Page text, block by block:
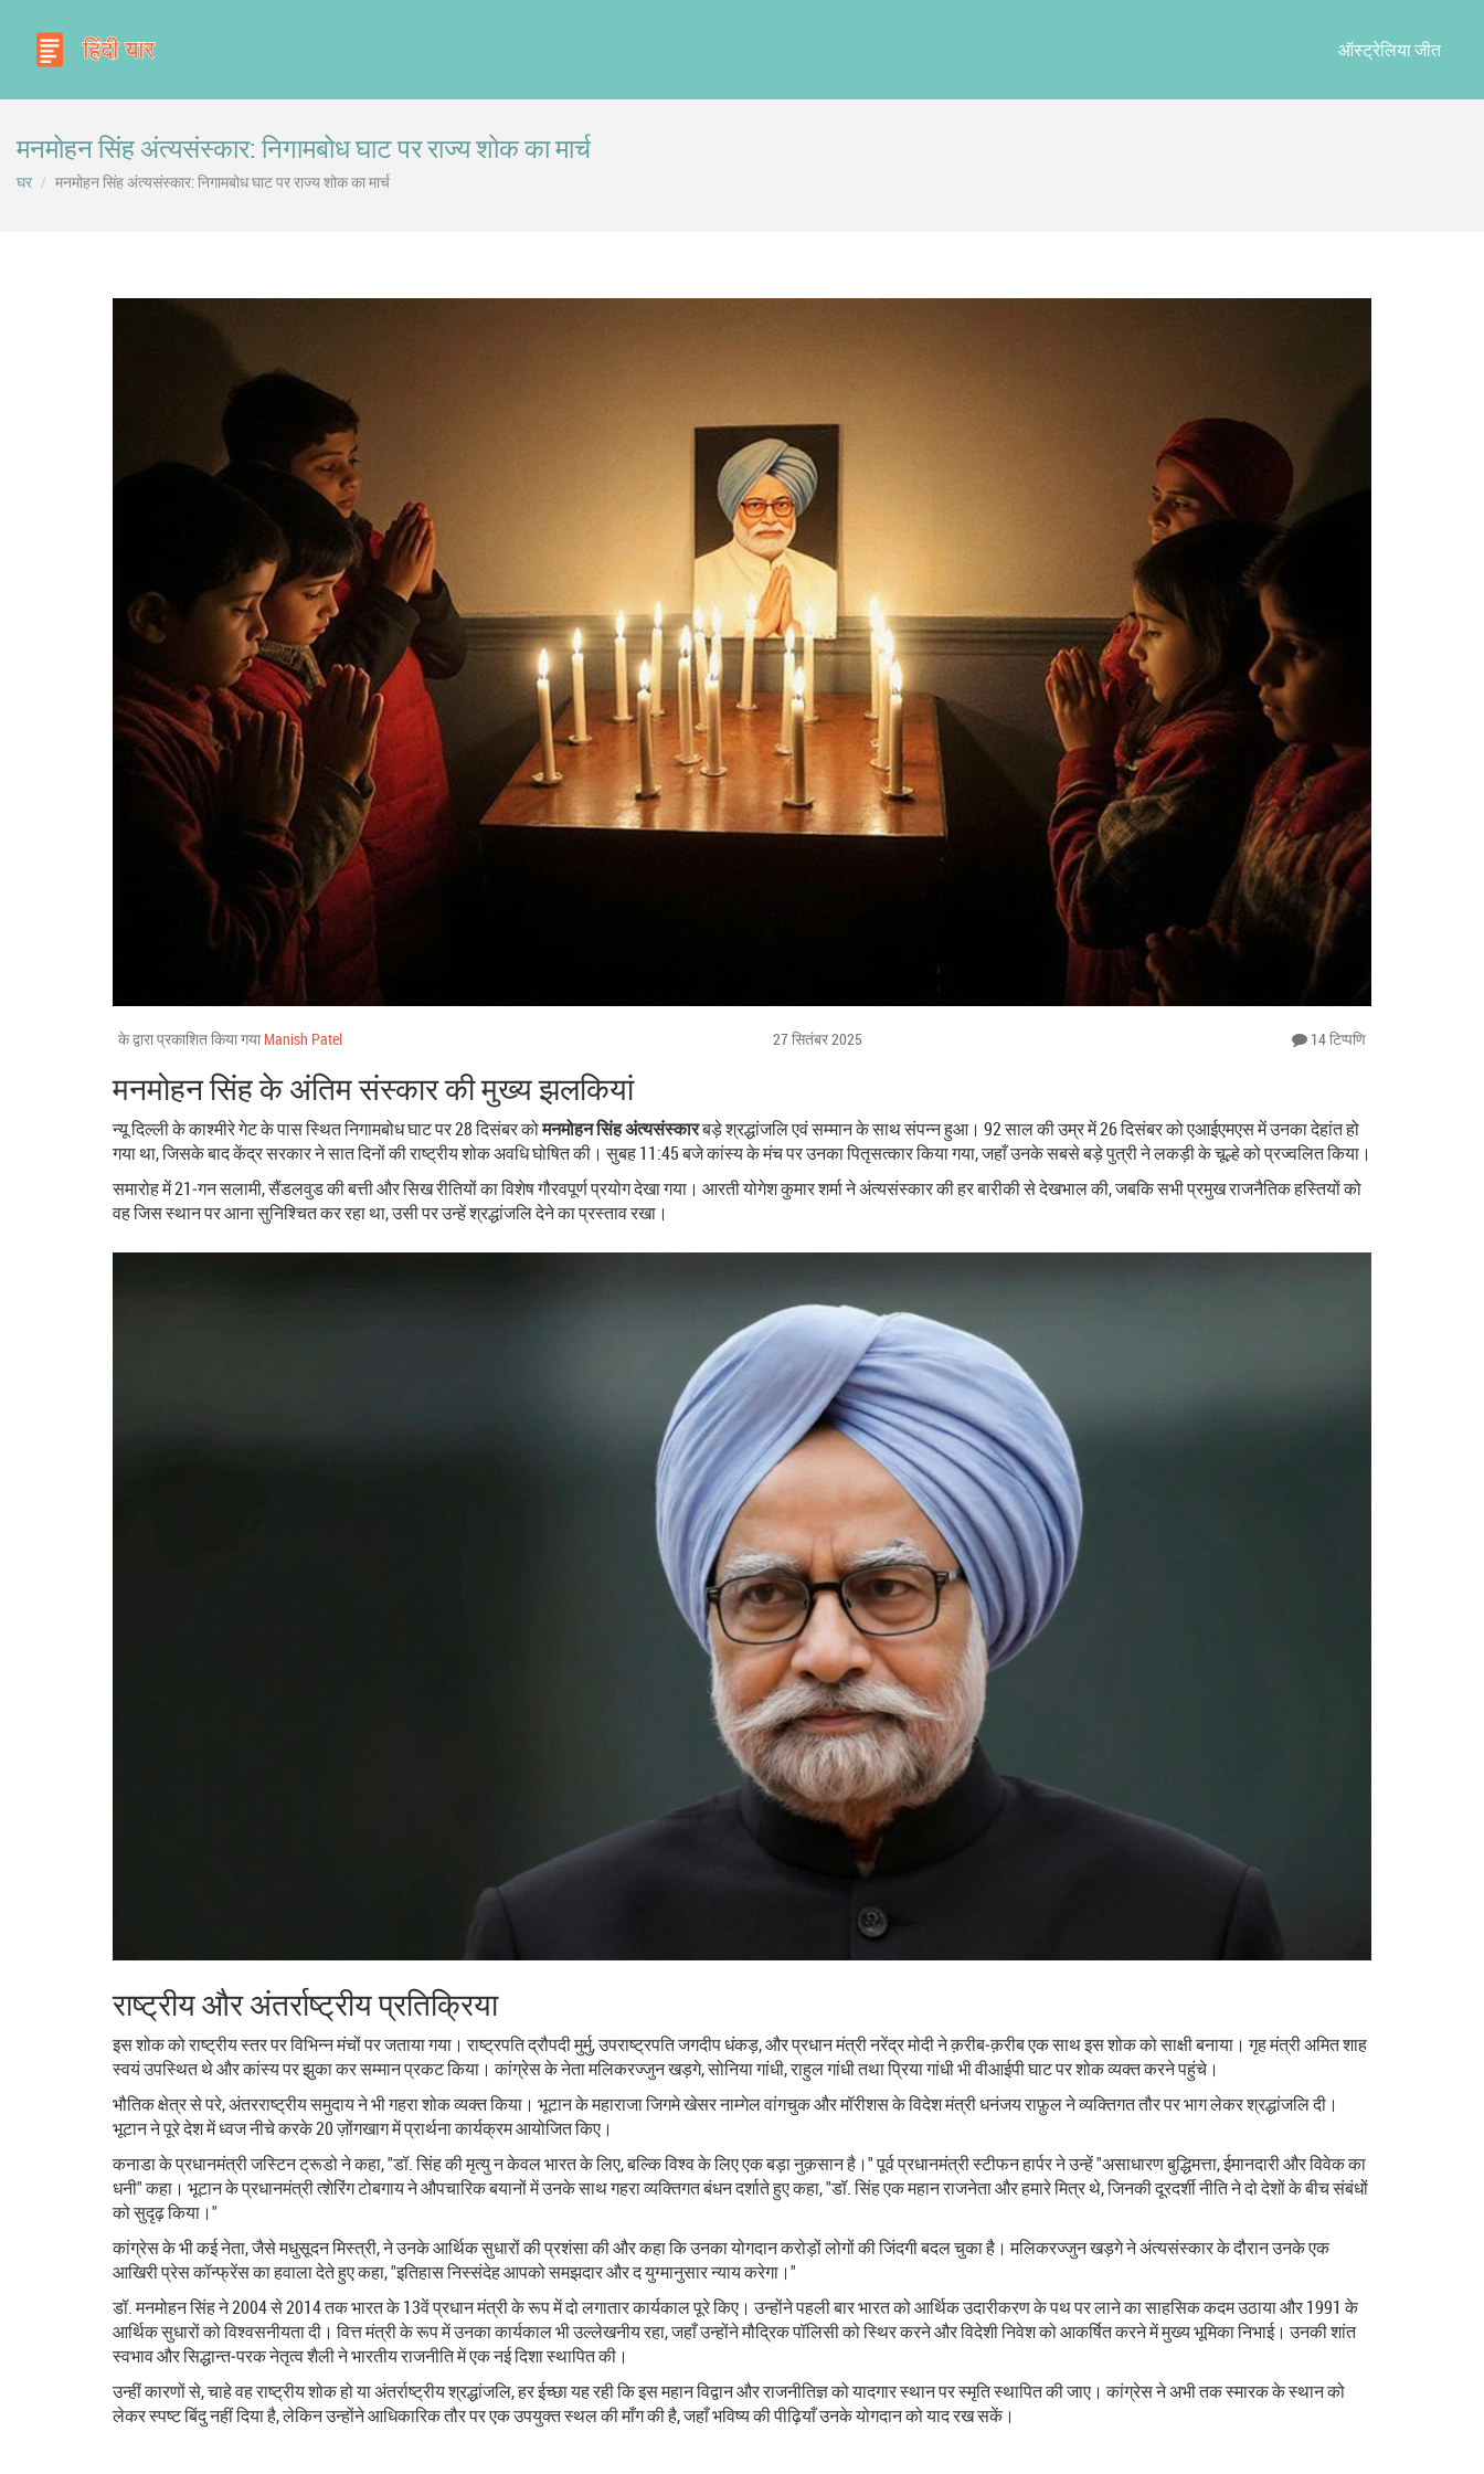
ऑस्ट्रेलिया जीत
मनमोहन सिंह अंत्यसंस्कार: निगामबोध घाट पर राज्य शोक का मार्च
घर मनमोहन सिंह अंत्यसंस्कार: निगामबोध घाट पर राज्य शोक का मार्च
के द्वारा प्रकाशित किया गया Manish Patel 27 सितंबर 2025 14 टिप्पणि
मनमोहन सिंह के अंतिम संस्कार की मुख्य झलकियां
न्यू दिल्ली के काश्मीरे गेट के पास स्थित निगामबोध घाट पर 28 दिसंबर कोमनमोहन सिंह अंत्यसंस्कारबड़े श्रद्धांजलि एवं सम्मान के साथ संपन्न हुआ। 92 साल की उम्र में 26 दिसंबर को एआईएमएस में उनका देहांत हो
गया था, जिसके बाद केंद्र सरकार ने सात दिनों की राष्ट्रीय शोक अवधि घोषित की। सुबह 11:45 बजे कांस्य के मंच पर उनका पितृसत्कार किया गया, जहाँ उनके सबसे बड़े पुत्री ने लकड़ी के चूल्हे को प्रज्वलित किया।
समारोह में 21‑गन सलामी, सैंडलवुड की बत्ती और सिख रीतियों का विशेष गौरवपूर्ण प्रयोग देखा गया। आरती योगेश कुमार शर्मा ने अंत्यसंस्कार की हर बारीकी से देखभाल की, जबकि सभी प्रमुख राजनैतिक हस्तियों को
वह जिस स्थान पर आना सुनिश्चित कर रहा था, उसी पर उन्हें श्रद्धांजलि देने का प्रस्ताव रखा।
राष्ट्रीय और अंतर्राष्ट्रीय प्रतिक्रिया
इस शोक को राष्ट्रीय स्तर पर विभिन्न मंचों पर जताया गया। राष्ट्रपति द्रौपदी मुर्मु, उपराष्ट्रपति जगदीप धंकड़, और प्रधान मंत्री नरेंद्र मोदी ने क़रीब‑क़रीब एक साथ इस शोक को साक्षी बनाया। गृह मंत्री अमित शाह
स्वयं उपस्थित थे और कांस्य पर झुका कर सम्मान प्रकट किया। कांग्रेस के नेता मलिकरज्जुन खड़गे, सोनिया गांधी, राहुल गांधी तथा प्रिया गांधी भी वीआईपी घाट पर शोक व्यक्त करने पहुंचे।
भौतिक क्षेत्र से परे, अंतरराष्ट्रीय समुदाय ने भी गहरा शोक व्यक्त किया। भूटान के महाराजा जिगमे खेसर नाम्गेल वांगचुक और मॉरीशस के विदेश मंत्री धनंजय राफ़ुल ने व्यक्तिगत तौर पर भाग लेकर श्रद्धांजलि दी।
भूटान ने पूरे देश में ध्वज नीचे करके 20 ज़ोंगखाग में प्रार्थना कार्यक्रम आयोजित किए।
कनाडा के प्रधानमंत्री जस्टिन ट्रूडो ने कहा, "डॉ. सिंह की मृत्यु न केवल भारत के लिए, बल्कि विश्व के लिए एक बड़ा नुक़सान है।" पूर्व प्रधानमंत्री स्टीफन हार्पर ने उन्हें "असाधारण बुद्धिमत्ता, ईमानदारी और विवेक का
धनी" कहा। भूटान के प्रधानमंत्री त्शेरिंग टोबगाय ने औपचारिक बयानों में उनके साथ गहरा व्यक्तिगत बंधन दर्शाते हुए कहा, "डॉ. सिंह एक महान राजनेता और हमारे मित्र थे, जिनकी दूरदर्शी नीति ने दो देशों के बीच संबंधों
को सुदृढ़ किया।"
कांग्रेस के भी कई नेता, जैसे मधुसूदन मिस्त्री, ने उनके आर्थिक सुधारों की प्रशंसा की और कहा कि उनका योगदान करोड़ों लोगों की जिंदगी बदल चुका है। मलिकरज्जुन खड़गे ने अंत्यसंस्कार के दौरान उनके एक
आखिरी प्रेस कॉन्फ्रेंस का हवाला देते हुए कहा, "इतिहास निस्संदेह आपको समझदार और द युग्मानुसार न्याय करेगा।"
डॉ. मनमोहन सिंह ने 2004 से 2014 तक भारत के 13वें प्रधान मंत्री के रूप में दो लगातार कार्यकाल पूरे किए। उन्होंने पहली बार भारत को आर्थिक उदारीकरण के पथ पर लाने का साहसिक कदम उठाया और 1991 के
आर्थिक सुधारों को विश्वसनीयता दी। वित्त मंत्री के रूप में उनका कार्यकाल भी उल्लेखनीय रहा, जहाँ उन्होंने मौद्रिक पॉलिसी को स्थिर करने और विदेशी निवेश को आकर्षित करने में मुख्य भूमिका निभाई। उनकी शांत
स्वभाव और सिद्धान्त‑परक नेतृत्व शैली ने भारतीय राजनीति में एक नई दिशा स्थापित की।
उन्हीं कारणों से, चाहे वह राष्ट्रीय शोक हो या अंतर्राष्ट्रीय श्रद्धांजलि, हर ईच्छा यह रही कि इस महान विद्वान और राजनीतिज्ञ को यादगार स्थान पर स्मृति स्थापित की जाए। कांग्रेस ने अभी तक स्मारक के स्थान को
लेकर स्पष्ट बिंदु नहीं दिया है, लेकिन उन्होंने आधिकारिक तौर पर एक उपयुक्त स्थल की माँग की है, जहाँ भविष्य की पीढ़ियाँ उनके योगदान को याद रख सकें।